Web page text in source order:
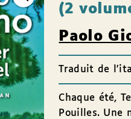
(2
Paolo
Traduit de
Chaque été,
Pouilles. Une